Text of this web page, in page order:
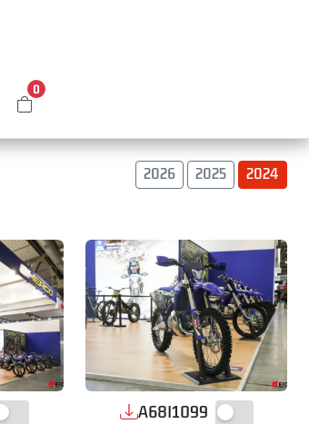
0
2026 2025 2024
A68I1099